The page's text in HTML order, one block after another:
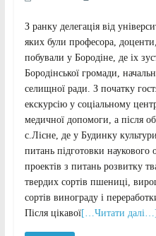
З ранку делегація від
яких були професора,
побували у Бородіне, де іх
Бородінської громади,
селищної ради. З початку
екскурсію у соціальному
медичної допомоги, а після
с.Лісне, де у Будинку
питань підготовки наукового
проектів з питань розвитку
твердих сортів пшениці,
сортів винограду і
Після цікавої[…Читати далі…]